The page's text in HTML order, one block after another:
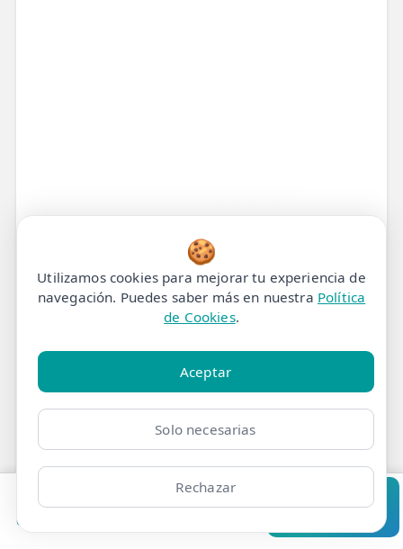
Clínicas
Alivio y Tratamiento para
tu Dolor Cervical en
Madrid
¿Sientes que el dolor en tu cuello se ha
Pedir cita Consultar
🍪
Utilizamos cookies para mejorar tu experiencia de
navegación. Puedes saber más en nuestra Política
de Cookies.
Aceptar
Solo necesarias
Rechazar